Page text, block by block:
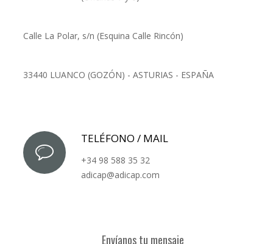
Calle La Polar, s/n (Esquina Calle Rincón)
33440 LUANCO (GOZÓN) - ASTURIAS - ESPAÑA
TELÉFONO / MAIL
+34 98 588 35 32
adicap@adicap.com
Envíanos tu mensaje